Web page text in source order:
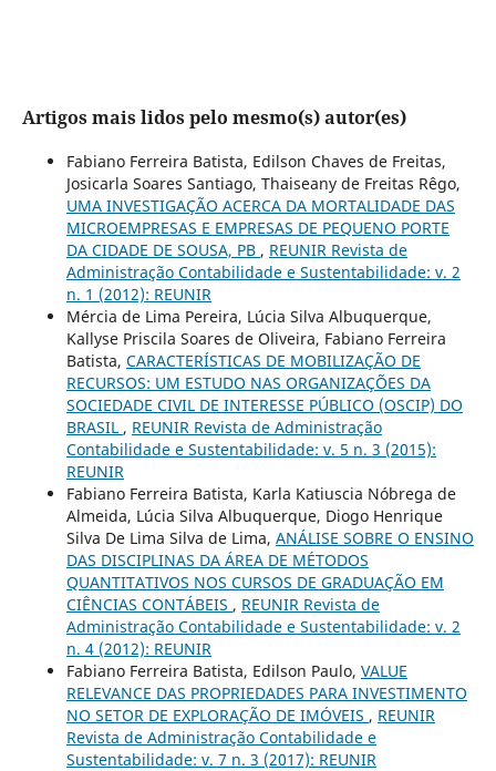
Artigos mais lidos pelo mesmo(s) autor(es)
Fabiano Ferreira Batista, Edilson Chaves de Freitas,
Josicarla Soares Santiago, Thaiseany de Freitas Rêgo,
UMA INVESTIGAÇÃO ACERCA DA MORTALIDADE DAS
MICROEMPRESAS E EMPRESAS DE PEQUENO PORTE
DA CIDADE DE SOUSA, PB , REUNIR Revista de
Administração Contabilidade e Sustentabilidade: v. 2
n. 1 (2012): REUNIR
Mércia de Lima Pereira, Lúcia Silva Albuquerque,
Kallyse Priscila Soares de Oliveira, Fabiano Ferreira
Batista, CARACTERÍSTICAS DE MOBILIZAÇÃO DE
RECURSOS: UM ESTUDO NAS ORGANIZAÇÕES DA
SOCIEDADE CIVIL DE INTERESSE PÚBLICO (OSCIP) DO
BRASIL , REUNIR Revista de Administração
Contabilidade e Sustentabilidade: v. 5 n. 3 (2015):
REUNIR
Fabiano Ferreira Batista, Karla Katiuscia Nóbrega de
Almeida, Lúcia Silva Albuquerque, Diogo Henrique
Silva De Lima Silva de Lima, ANÁLISE SOBRE O ENSINO
DAS DISCIPLINAS DA ÁREA DE MÉTODOS
QUANTITATIVOS NOS CURSOS DE GRADUAÇÃO EM
CIÊNCIAS CONTÁBEIS , REUNIR Revista de
Administração Contabilidade e Sustentabilidade: v. 2
n. 4 (2012): REUNIR
Fabiano Ferreira Batista, Edilson Paulo, VALUE
RELEVANCE DAS PROPRIEDADES PARA INVESTIMENTO
NO SETOR DE EXPLORAÇÃO DE IMÓVEIS , REUNIR
Revista de Administração Contabilidade e
Sustentabilidade: v. 7 n. 3 (2017): REUNIR